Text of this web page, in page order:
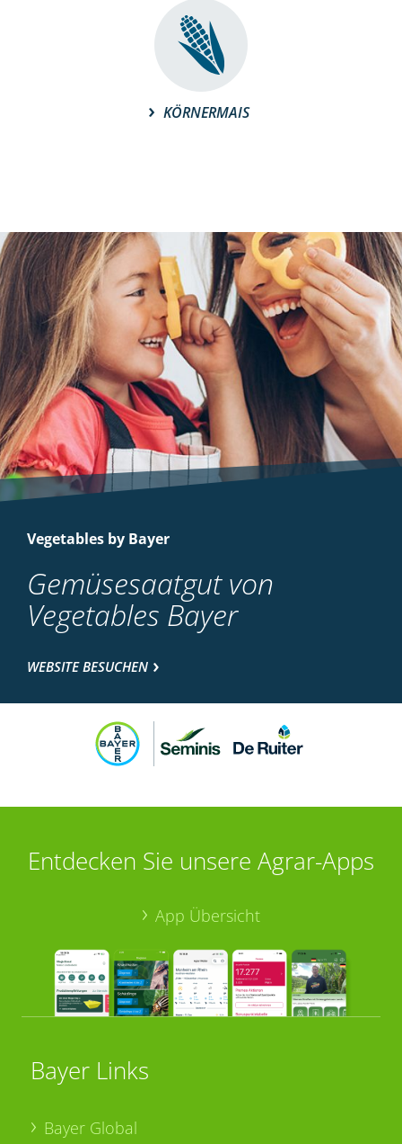
KÖRNERMAIS
Vegetables by Bayer
Gemüsesaatgut von
Vegetables Bayer
WEBSITE BESUCHEN
Entdecken Sie unsere Agrar-Apps
App Übersicht
Bayer Links
Bayer Global